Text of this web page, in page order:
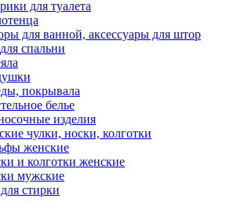
для туалета
для ванной, аксессуары для штор
спальни
покрывала
белье
изделия
чулки, носки, колготки
женские
и колготки женские
мужские
стирки